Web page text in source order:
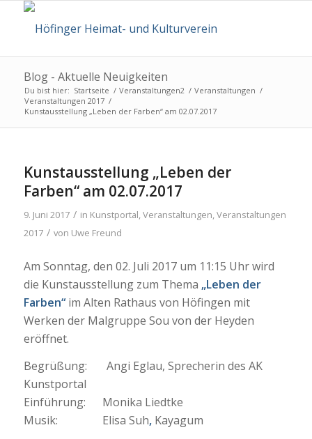
Blog - Aktuelle Neuigkeiten
Du bist hier: Startseite / Veranstaltungen2 / Veranstaltungen /
Veranstaltungen 2017 /
Kunstausstellung „Leben der Farben“ am 02.07.2017
Kunstausstellung „Leben der
Farben“ am 02.07.2017
9. Juni 2017 / in Kunstportal,Veranstaltungen,Veranstaltungen
2017 / von Uwe Freund
Am Sonntag, den 02. Juli 2017 um 11:15 Uhr wird
die Kunstausstellung zum Thema „Leben der
Farben“ im Alten Rathaus von Höfingen mit
Werken der Malgruppe Sou von der Heyden
eröffnet.
Begrüßung: Angi Eglau, Sprecherin des AK
Kunstportal
Einführung: Monika Liedtke
Musik: Elisa Suh, Kayagum